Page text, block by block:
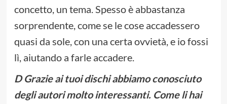
concetto, un tema. Spesso è abbastanza
sorprendente, come se le cose accadessero
quasi da sole, con una certa ovvietà, e io fossi
lì, aiutando a farle accadere.
D Grazie ai tuoi dischi abbiamo conosciuto
degli autori molto interessanti. Come li hai